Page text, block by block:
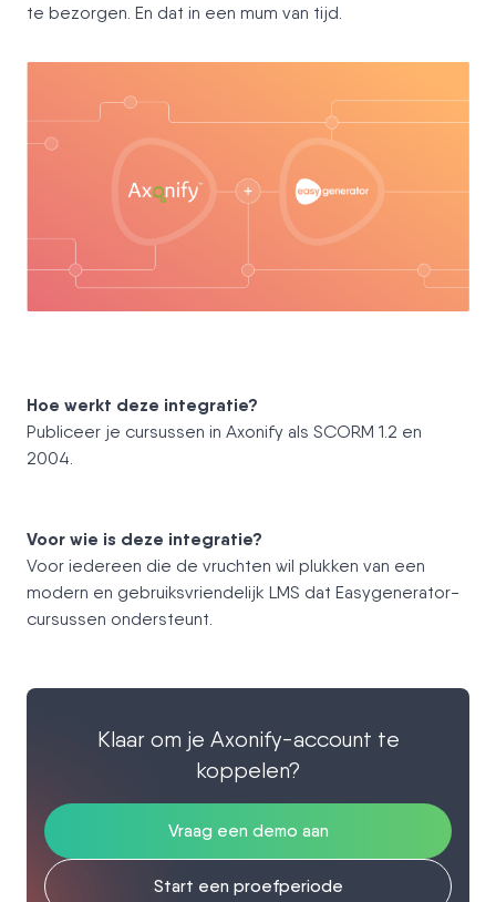
te bezorgen. En dat in een mum van tijd.
Hoe werkt deze integratie?
Publiceer je cursussen in Axonify als SCORM 1.2 en
2004.
Voor wie is deze integratie?
Voor iedereen die de vruchten wil plukken van een
modern en gebruiksvriendelijk LMS dat Easygenerator-
cursussen ondersteunt.
Klaar om je Axonify-account te
koppelen?
Vraag een demo aan
Start een proefperiode